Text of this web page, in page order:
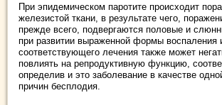
При эпидемическом паротите происходит
железистой ткани, в результате чего,
прежде всего, подвергаются половые и
при развитии выраженной формы воспаления
соответствующего лечения также может
повлиять на репродуктивную функцию,
определив и это заболевание в качестве
причин бесплодия.